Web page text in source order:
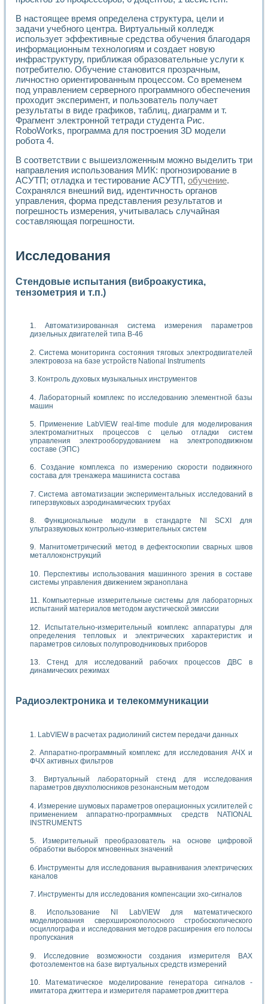
В настоящее время определена структура, цели и
задачи учебного центра. Виртуальный колледж
использует эффективные средства обучения благодаря
информационным технологиям и создает новую
инфраструктуру, приближая образовательные услуги к
потребителю. Обучение становится прозрачным,
личностно ориентированным процессом. Со временем
под управлением серверного программного обеспечения
проходит эксперимент, и пользователь получает
результаты в виде графиков, таблиц, диаграмм и т.
Фрагмент электронной тетради студента Рис.
RoboWorks, программа для построения 3D модели
робота 4.
В соответствии с вышеизложенным можно выделить три
направления использования МИК: прогнозирование в
АСУТП; отладка и тестирование АСУТП, обучение.
Сохранялся внешний вид, идентичность органов
управления, форма представления результатов и
погрешность измерения, учитывалась случайная
составляющая погрешности.
Исследования
Стендовые испытания (виброакустика,
тензометрия и т.п.)
Автоматизированная система измерения параметров
дизельных двигателей типа В-46
Система мониторинга состояния тяговых электродвигателей
электровоза на базе устройств National Instruments
Контроль духовых музыкальных инструментов
Лабораторный комплекс по исследованию элементной базы
машин
Применение LabVIEW real-time module для моделирования
электромагнитных процессов с целью отладки систем
управления электрооборудованием на электроподвижном
составе (ЭПС)
Создание комплекса по измерению скорости подвижного
состава для тренажера машиниста состава
Система автоматизации экспериментальных исследований в
гиперзвуковых аэродинамических трубах
Функциональные модули в стандарте Nl SCXI для
ультразвуковых контрольно-измерительных систем
Магнитометрический метод в дефектоскопии сварных швов
металлоконструкций
Перспективы использования машинного зрения в составе
системы управления движением экраноплана
Компьютерные измерительные системы для лабораторных
испытаний материалов методом акустической эмиссии
Испытательно-измерительный комплекс аппаратуры для
определения тепловых и электрических характеристик и
параметров силовых полупроводниковых приборов
Стенд для исследований рабочих процессов ДВС в
динамических режимах
Радиоэлектроника и телекоммуникации
LabVIEW в расчетах радиолиний систем передачи данных
Аппаратно-программный комплекс для исследования АЧХ и
ФЧХ активных фильтров
Виртуальный лабораторный стенд для исследования
параметров двухполюсников резонансным методом
Измерение шумовых параметров операционных усилителей с
применением аппаратно-программных средств NATIONAL
INSTRUMENTS
Измерительный преобразователь на основе цифровой
обработки выборок мгновенных значений
Инструменты для исследования выравнивания электрических
каналов
Инструменты для исследования компенсации эхо-сигналов
Использование NI LabVIEW для математического
моделирования сверхширокополосного стробоскопического
осциллографа и исследования методов расширения его полосы
пропускания
Исследовние возможности создания измерителя ВАХ
фотоэлементов на базе виртуальных средств измерений
Математическое моделирование генератора сигналов -
имитатора джиттера и измерителя параметров джиттера